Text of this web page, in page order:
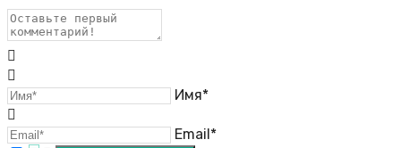
Имя*
Email*